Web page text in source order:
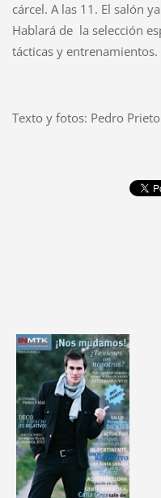
cárcel. A las 11. El salón
Hablará de la selección
tácticas y entrenamientos.
Texto y fotos: Pedro Prieto